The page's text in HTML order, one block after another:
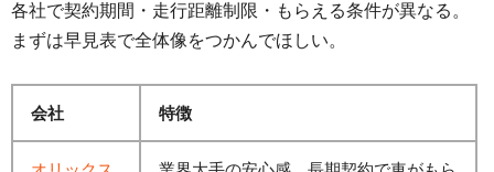
各社で契約期間・走行距離制限・もらえる条件が異なる。
まずは早見表で全体像をつかんでほしい。
会社 特徴